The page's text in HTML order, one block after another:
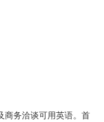
务洽谈可用英语。首